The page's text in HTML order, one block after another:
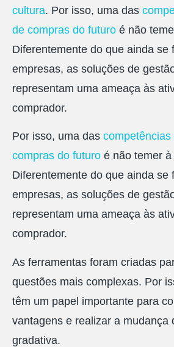
cultura. Por isso, uma das
de compras do futuro é não
Diferentemente do que ainda se
empresas, as soluções de
representam uma ameaça às
comprador.
Por isso, uma das
compras do futuro é não temer
Diferentemente do que ainda se
empresas, as soluções de
representam uma ameaça às
comprador.
As ferramentas foram criadas
questões mais complexas. Por
têm um papel importante para
vantagens e realizar a mudança
gradativa.